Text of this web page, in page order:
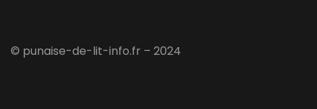
© punaise-de-lit-info.fr – 2024